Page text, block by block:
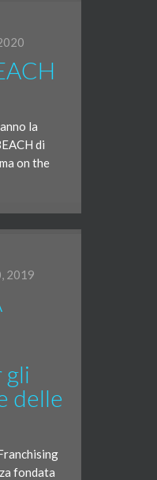
la
di
on the
2019
delle
fondata